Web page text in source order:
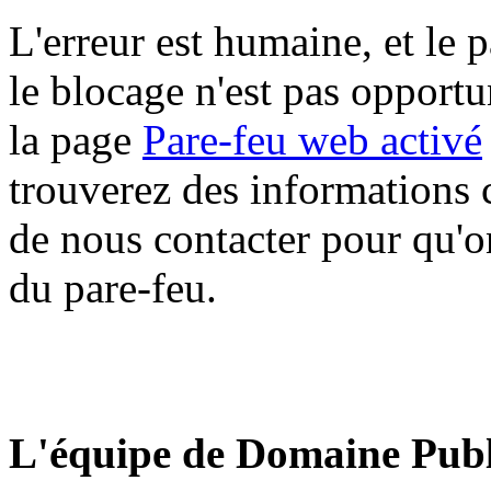
L'erreur est humaine, et le
le blocage n'est pas
la page Pare-feu web activé
trouverez des informations
de nous contacter pour
du pare-feu.
L'équipe de Domaine